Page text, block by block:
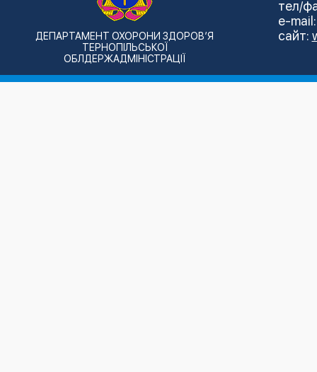
ДЕПАРТАМЕНТ ОХОРОНИ ЗДОРОВ’Я
ТЕРНОПІЛЬСЬКОЇ
ОБЛДЕРЖАДМІНІСТРАЦІЇ
тел/
e-
сайт: